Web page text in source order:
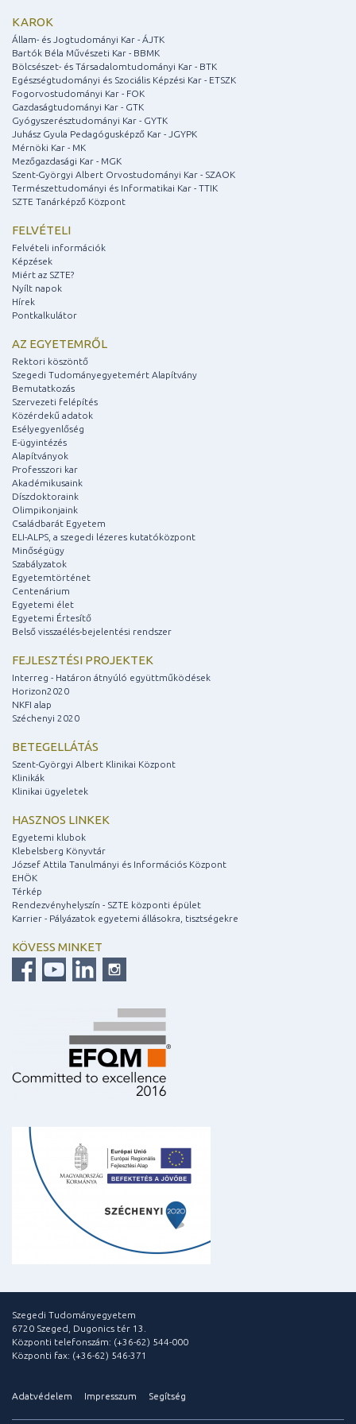
KAROK
Állam- és Jogtudományi Kar - ÁJTK
Bartók Béla Művészeti Kar - BBMK
Bölcsészet- és Társadalomtudományi Kar - BTK
Egészségtudományi és Szociális Képzési Kar - ETSZK
Fogorvostudományi Kar - FOK
Gazdaságtudományi Kar - GTK
Gyógyszerésztudományi Kar - GYTK
Juhász Gyula Pedagógusképző Kar - JGYPK
Mérnöki Kar - MK
Mezőgazdasági Kar - MGK
Szent-Györgyi Albert Orvostudományi Kar - SZAOK
Természettudományi és Informatikai Kar - TTIK
SZTE Tanárképző Központ
FELVÉTELI
Felvételi információk
Képzések
Miért az SZTE?
Nyílt napok
Hírek
Pontkalkulátor
AZ EGYETEMRŐL
Rektori köszöntő
Szegedi Tudományegyetemért Alapítvány
Bemutatkozás
Szervezeti felépítés
Közérdekű adatok
Esélyegyenlőség
E-ügyintézés
Alapítványok
Professzori kar
Akadémikusaink
Díszdoktoraink
Olimpikonjaink
Családbarát Egyetem
ELI-ALPS, a szegedi lézeres kutatóközpont
Minőségügy
Szabályzatok
Egyetemtörténet
Centenárium
Egyetemi élet
Egyetemi Értesítő
Belső visszaélés-bejelentési rendszer
FEJLESZTÉSI PROJEKTEK
Interreg - Határon átnyúló együttműködések
Horizon2020
NKFI alap
Széchenyi 2020
BETEGELLÁTÁS
Szent-Györgyi Albert Klinikai Központ
Klinikák
Klinikai ügyeletek
HASZNOS LINKEK
Egyetemi klubok
Klebelsberg Könyvtár
József Attila Tanulmányi és Információs Központ
EHÖK
Térkép
Rendezvényhelyszín - SZTE központi épület
Karrier - Pályázatok egyetemi állásokra, tisztségekre
KÖVESS MINKET
Szegedi Tudományegyetem
6720 Szeged, Dugonics tér 13.
Központi telefonszám: (+36-62) 544-000
Központi fax: (+36-62) 546-371
Adatvédelem Impresszum Segítség